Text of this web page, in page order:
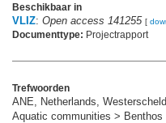
Beschikbaar in
VLIZ: Open access 141255 [
Documenttype: Projectrapport
Trefwoorden
ANE, Netherlands,
Aquatic communities > Benthos